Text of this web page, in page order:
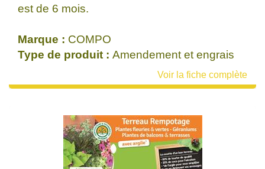
est de 6 mois.
Marque : COMPO
Type de produit : Amendement et engrais
Voir la fiche complète